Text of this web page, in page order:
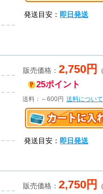
発送目安：即日発送
販売価格： 2,750円
25ポイント
送料：～600円 送料について
発送目安：即日発送
販売価格： 2,750円